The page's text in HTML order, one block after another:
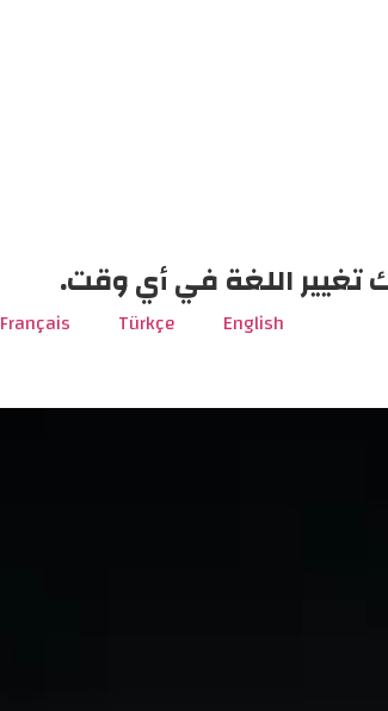
تغيير اللغة في أي وقت.
English
Türkçe
Français